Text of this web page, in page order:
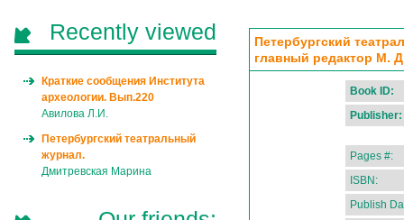
Петербургский
главный редактор М.
Book ID:
Publisher:
Pages #:
ISBN:
Publish
Recently viewed
Краткие сообщения Института
археологии. Вып.220
Авилова Л.И.
Петербургский театральный
журнал.
Дмитревская Марина